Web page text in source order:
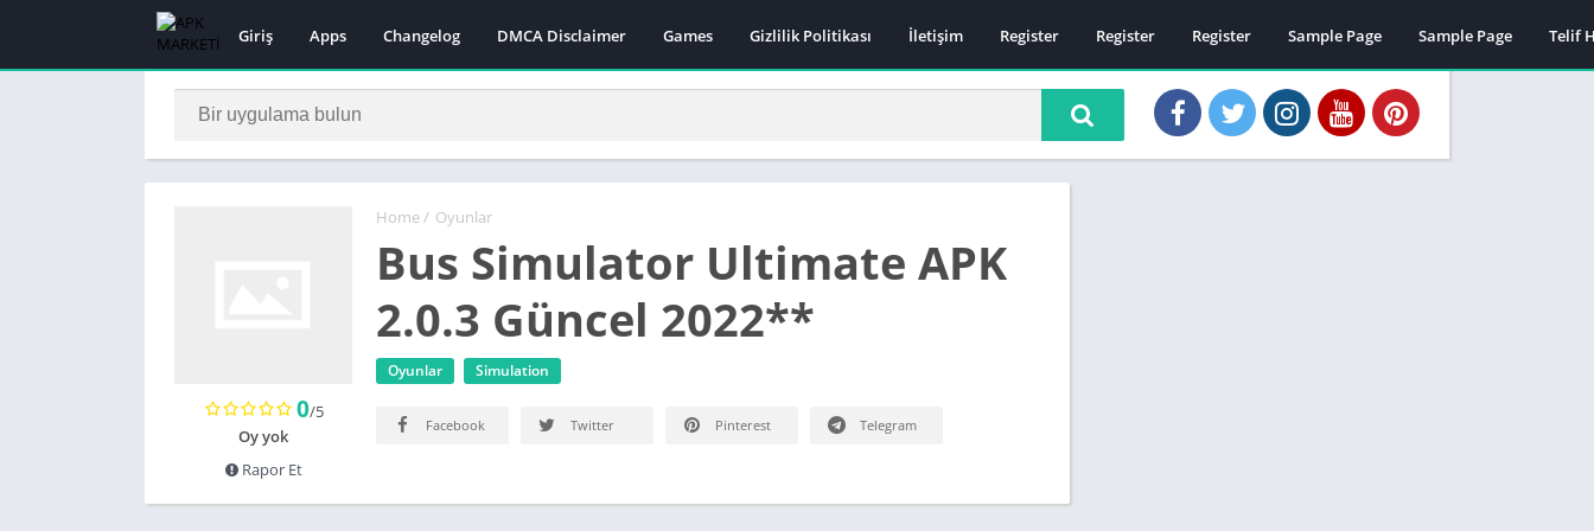
Giriş Apps Changelog DMCA Disclaimer Games Gizlilik Politikası İletişim Register Register Register Sample Page Sample Page Telif
Home/ Oyunlar
Bus Simulator Ultimate APK
2.0.3 Güncel 2022**
Oyunlar Simulation
0/5
Oy yok
Rapor Et
Facebook Twitter Pinterest Telegram